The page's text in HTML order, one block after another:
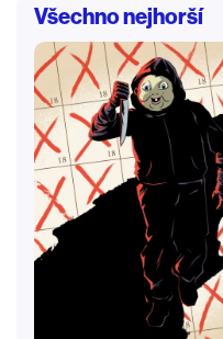
Všechno nejhorší